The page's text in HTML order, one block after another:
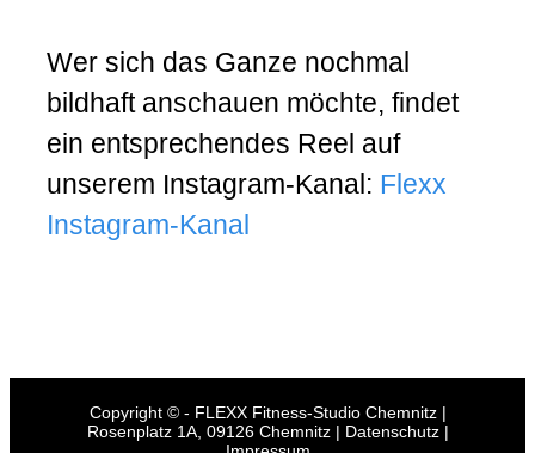
Wer sich das Ganze nochmal
bildhaft anschauen möchte, findet
ein entsprechendes Reel auf
unserem Instagram-Kanal: Flexx
Instagram-Kanal
Copyright © - FLEXX Fitness-Studio Chemnitz |
Rosenplatz 1A, 09126 Chemnitz | Datenschutz|